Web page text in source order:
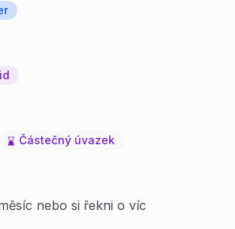
Částečný úvazek
nebo si řekni o víc